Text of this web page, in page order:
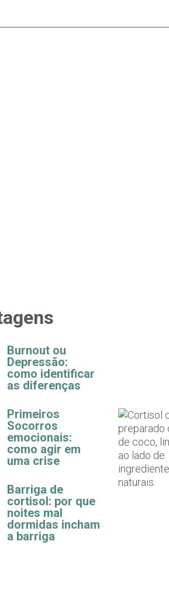
Burnout ou
Depressão:
como identificar
as diferenças
Primeiros
Socorros
emocionais:
como agir em
uma crise
Barriga de
cortisol: por que
noites mal
dormidas incham
a barriga